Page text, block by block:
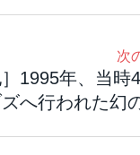
次
］1995年、当時
へ行われた幻